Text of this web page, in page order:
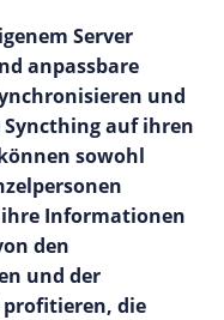
Server
anpassbare
und
Syncthing auf ihren
sowohl
Informationen
den
und der
profitieren, die